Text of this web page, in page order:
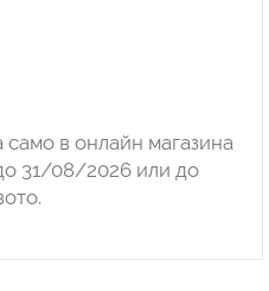
в онлайн магазина
31/08/2026 или до